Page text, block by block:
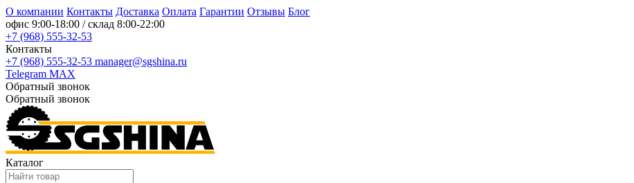
О компании Контакты Доставка Оплата Гарантии Отзывы Блог
офис 9:00-18:00 / склад 8:00-22:00
+7 (968) 555-32-53
Контакты
+7 (968) 555-32-53 manager@sgshina.ru
Telegram MAX
Обратный звонок
Обратный звонок
Каталог